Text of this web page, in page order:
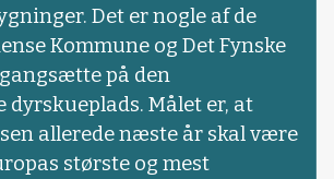
Det er nogle af de
Kommune og Det Fynske
på den
dyrskueplads. Målet er, at
allerede næste år skal være
største og mest